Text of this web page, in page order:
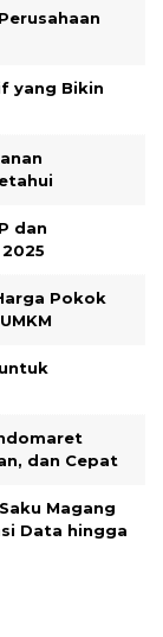
yang Bikin
dan
Pokok
dan Cepat
Magang
Data hingga